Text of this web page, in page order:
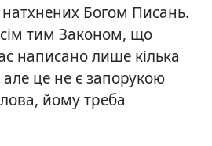
натхнених Богом Писань.
тим Законом, що
написано лише кілька
це не є запорукою
йому треба